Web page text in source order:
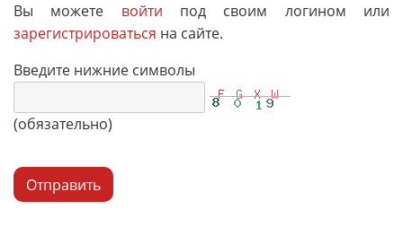
Вы можете войти под своим логином или
зарегистрироваться на сайте.
Введите нижние символы
(обязательно)
Отправить